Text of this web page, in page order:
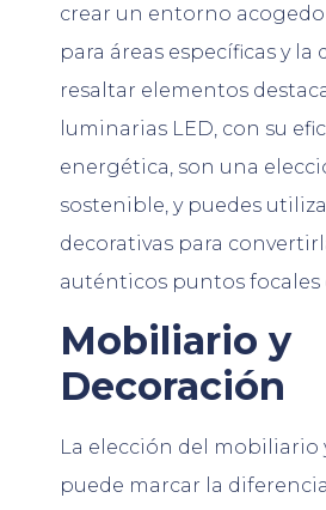
crear un entorno
para áreas específicas y la
resaltar elementos
luminarias LED, con su
energética, son una
sostenible, y puedes
decorativas para
auténticos puntos focales
Mobiliario y
Decoración
La elección del mobiliario
puede marcar la